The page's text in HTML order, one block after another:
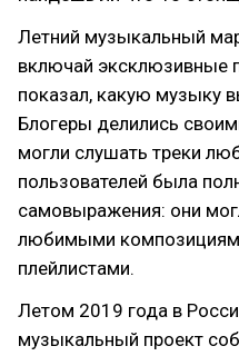
Летний музыкальный
включай эксклюзивные
показал, какую музыку
Блогеры делились
могли слушать треки
пользователей была
самовыражения: они
любимыми
плейлистами.
Летом 2019 года в
музыкальный проект